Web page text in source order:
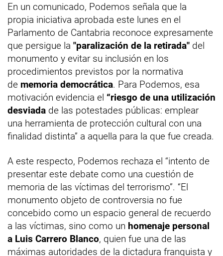
En un comunicado, Podemos señala que la
propia iniciativa aprobada este lunes en el
Parlamento de Cantabria reconoce expresamente
que persigue la "paralización de la retirada" del
monumento y evitar su inclusión en los
procedimientos previstos por la normativa
de memoria democrática. Para Podemos, esa
motivación evidencia el “riesgo de una utilización
desviada de las potestades públicas: emplear
una herramienta de protección cultural con una
finalidad distinta” a aquella para la que fue creada.
A este respecto, Podemos rechaza el “intento de
presentar este debate como una cuestión de
memoria de las víctimas del terrorismo”. “El
monumento objeto de controversia no fue
concebido como un espacio general de recuerdo
a las víctimas, sino como un homenaje personal
a Luis Carrero Blanco, quien fue una de las
máximas autoridades de la dictadura franquista y